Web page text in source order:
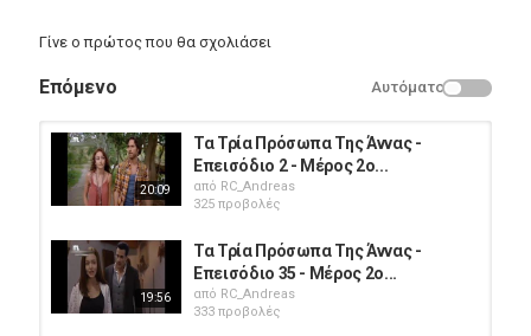
Γίνε ο πρώτος που θα σχολιάσει
Επόμενο Αυτόματο
20:09
Τα Τρία Πρόσωπα Της Άννας -
Επεισόδιο 2 - Μέρος 2ο...
από RC_Andreas
325 προβολές
19:56
Τα Τρία Πρόσωπα Της Άννας -
Επεισόδιο 35 - Μέρος 2ο...
από RC_Andreas
333 προβολές